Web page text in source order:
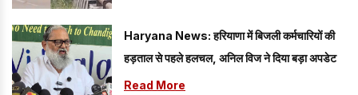
Haryana News: हरियाणा में बिजली कर्मचारियों की
हड़ताल से पहले हलचल, अनिल विज ने दिया बड़ा अपडेट
Read More